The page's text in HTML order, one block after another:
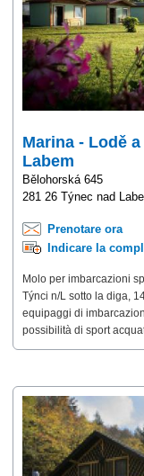
Marina - Lodě
Labem
Bělohorská 645
281 26 Týnec nad
Prenotare ora
Indicare la
Molo per imbarcazioni
Týnci n/L sotto la diga,
equipaggi di
possibilità di sport